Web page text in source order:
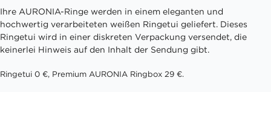
Ihre AURONIA-Ringe werden in einem eleganten und
hochwertig verarbeiteten weißen Ringetui geliefert. Dieses
Ringetui wird in einer diskreten Verpackung versendet, die
keinerlei Hinweis auf den Inhalt der Sendung gibt.
Ringetui 0 €, Premium AURONIA Ringbox 29 €.